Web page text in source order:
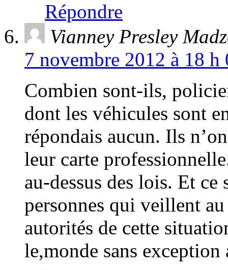
Répondre
Vianney Presley
7 novembre 2012 à 18
Combien sont-ils,
dont les véhicules sont
répondais aucun. Ils
leur carte
au-dessus des lois. Et ce
personnes qui veillent
autorités de cette
le,monde sans exception